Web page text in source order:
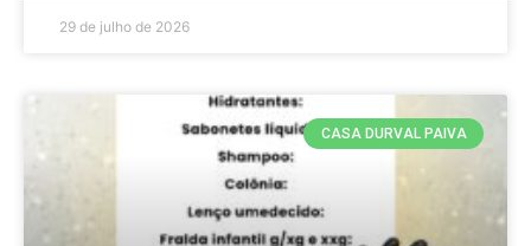
29 de julho de 2026
CASA DURVAL PAIVA